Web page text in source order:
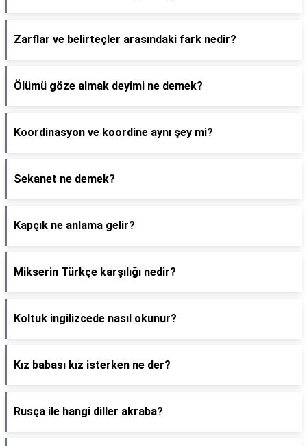
Zarflar ve belirteçler arasındaki fark nedir?
Ölümü göze almak deyimi ne demek?
Koordinasyon ve koordine aynı şey mi?
Sekanet ne demek?
Kapçık ne anlama gelir?
Mikserin Türkçe karşılığı nedir?
Koltuk ingilizcede nasıl okunur?
Kız babası kız isterken ne der?
Rusça ile hangi diller akraba?